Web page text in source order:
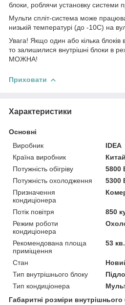
блоки, роблячи установку системи
Мульти спліт-система може
низькій температурі (до -10C) на
Увага! Якщо один або кілька блоків
то залишилися внутрішні блоки в
МОЖНА!
Приховати
Характеристики
Основні
Виробник
IDEA
Країна виробник
Китай
Потужність обігріву
5800
Потужність охолодження
5300
Призначення
кондиціонера
Потік повітря
850
Режим роботи
кондиціонера
Рекомендована площа
приміщення
53
Стан
Тип внутрішнього блоку
Тип кондиціонера
Габаритні розміри внутрішнього